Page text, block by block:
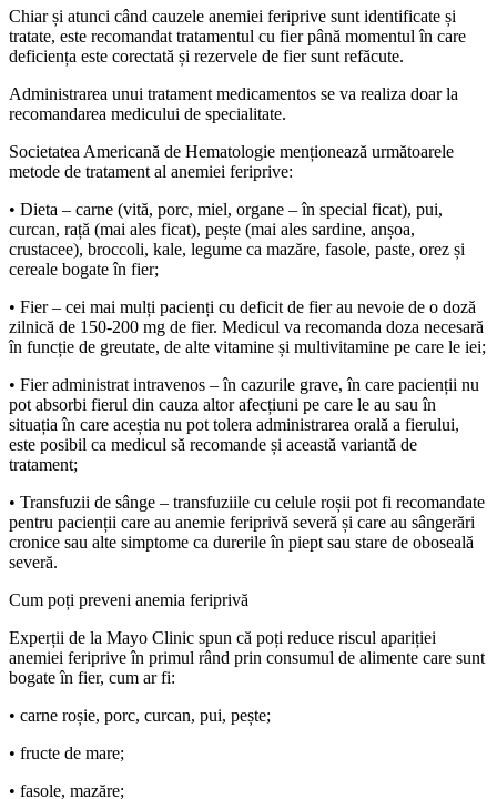
Chiar și atunci când cauzele anemiei feriprive sunt identificate și
tratate, este recomandat tratamentul cu fier până momentul în care
deficiența este corectată și rezervele de fier sunt refăcute.
Administrarea unui tratament medicamentos se va realiza doar la
recomandarea medicului de specialitate.
Societatea Americană de Hematologie menționează următoarele
metode de tratament al anemiei feriprive:
• Dieta – carne (vită, porc, miel, organe – în special ficat), pui,
curcan, rață (mai ales ficat), pește (mai ales sardine, anșoa,
crustacee), broccoli, kale, legume ca mazăre, fasole, paste, orez și
cereale bogate în fier;
• Fier – cei mai mulți pacienți cu deficit de fier au nevoie de o doză
zilnică de 150-200 mg de fier. Medicul va recomanda doza necesară
în funcție de greutate, de alte vitamine și multivitamine pe care le iei;
• Fier administrat intravenos – în cazurile grave, în care pacienții nu
pot absorbi fierul din cauza altor afecțiuni pe care le au sau în
situația în care aceștia nu pot tolera administrarea orală a fierului,
este posibil ca medicul să recomande și această variantă de
tratament;
• Transfuzii de sânge – transfuziile cu celule roșii pot fi recomandate
pentru pacienții care au anemie feriprivă severă și care au sângerări
cronice sau alte simptome ca durerile în piept sau stare de oboseală
severă.
Cum poți preveni anemia feriprivă
Experții de la Mayo Clinic spun că poți reduce riscul apariției
anemiei feriprive în primul rând prin consumul de alimente care sunt
bogate în fier, cum ar fi:
• carne roșie, porc, curcan, pui, pește;
• fructe de mare;
• fasole, mazăre;